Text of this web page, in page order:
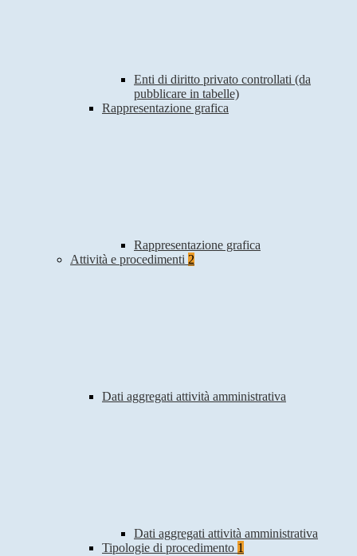
Enti di diritto privato controllati (da
pubblicare in tabelle)
Rappresentazione grafica
Rappresentazione grafica
Attività e procedimenti 2
Dati aggregati attività amministrativa
Dati aggregati attività amministrativa
Tipologie di procedimento 1